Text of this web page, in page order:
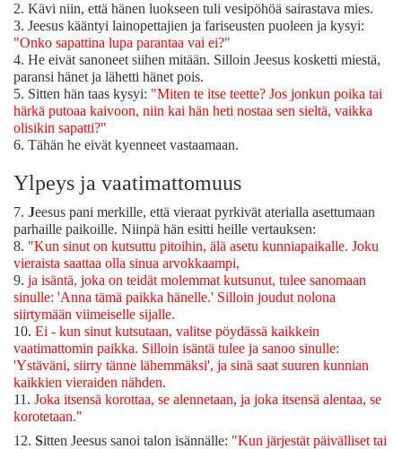
2. Kävi niin, että hänen luokseen tuli vesipöhöä sairastava mies.
3. Jeesus kääntyi lainopettajien ja fariseusten puoleen ja kysyi:
"Onko sapattina lupa parantaa vai ei?"
4. He eivät sanoneet siihen mitään. Silloin Jeesus kosketti miestä,
paransi hänet ja lähetti hänet pois.
5. Sitten hän taas kysyi: "Miten te itse teette? Jos jonkun poika tai
härkä putoaa kaivoon, niin kai hän heti nostaa sen sieltä, vaikka
olisikin sapatti?"
6. Tähän he eivät kyenneet vastaamaan.
Ylpeys ja vaatimattomuus
7. Jeesus pani merkille, että vieraat pyrkivät aterialla asettumaan
parhaille paikoille. Niinpä hän esitti heille vertauksen:
8. "Kun sinut on kutsuttu pitoihin, älä asetu kunniapaikalle. Joku
vieraista saattaa olla sinua arvokkaampi,
9. ja isäntä, joka on teidät molemmat kutsunut, tulee sanomaan
sinulle: 'Anna tämä paikka hänelle.' Silloin joudut nolona
siirtymään viimeiselle sijalle.
10. Ei - kun sinut kutsutaan, valitse pöydässä kaikkein
vaatimattomin paikka. Silloin isäntä tulee ja sanoo sinulle:
'Ystäväni, siirry tänne lähemmäksi', ja sinä saat suuren kunnian
kaikkien vieraiden nähden.
11. Joka itsensä korottaa, se alennetaan, ja joka itsensä alentaa, se
korotetaan."
12. Sitten Jeesus sanoi talon isännälle: "Kun järjestät päivälliset tai